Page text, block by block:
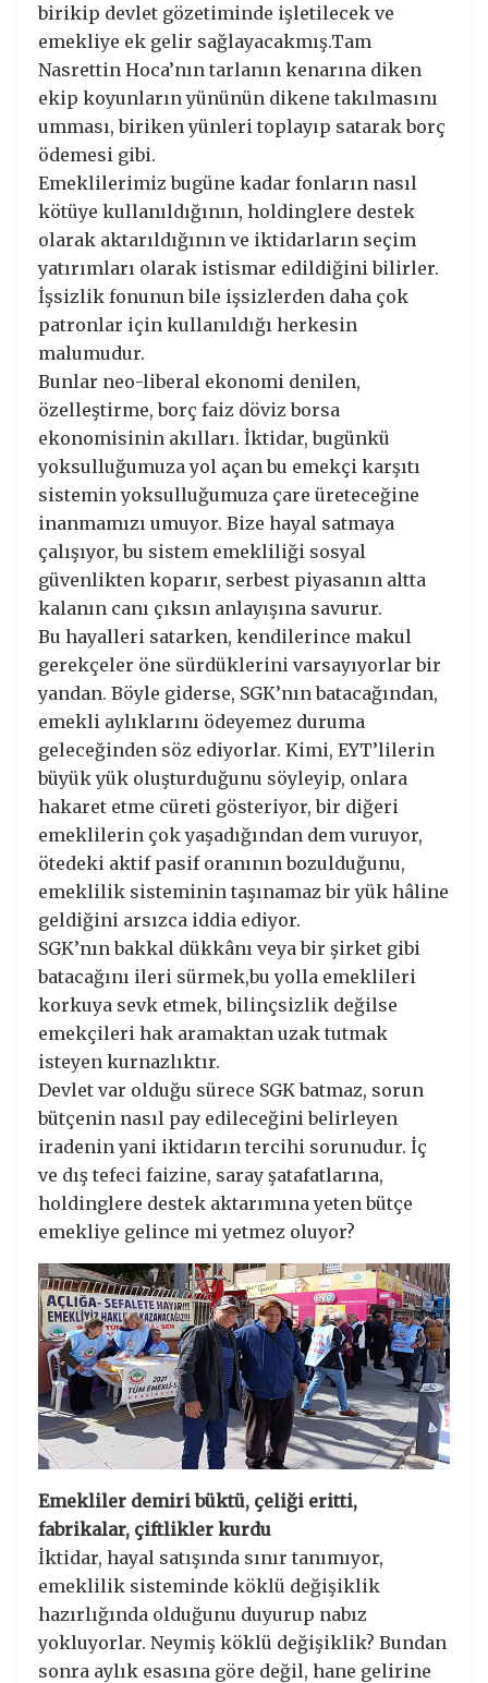
birikip devlet gözetiminde işletilecek ve
emekliye ek gelir sağlayacakmış.Tam
Nasrettin Hoca’nın tarlanın kenarına diken
ekip koyunların yününün dikene takılmasını
umması, biriken yünleri toplayıp satarak borç
ödemesi gibi.
Emeklilerimiz bugüne kadar fonların nasıl
kötüye kullanıldığının, holdinglere destek
olarak aktarıldığının ve iktidarların seçim
yatırımları olarak istismar edildiğini bilirler.
İşsizlik fonunun bile işsizlerden daha çok
patronlar için kullanıldığı herkesin
malumudur.
Bunlar neo-liberal ekonomi denilen,
özelleştirme, borç faiz döviz borsa
ekonomisinin akılları. İktidar, bugünkü
yoksulluğumuza yol açan bu emekçi karşıtı
sistemin yoksulluğumuza çare üreteceğine
inanmamızı umuyor. Bize hayal satmaya
çalışıyor, bu sistem emekliliği sosyal
güvenlikten koparır, serbest piyasanın altta
kalanın canı çıksın anlayışına savurur.
Bu hayalleri satarken, kendilerince makul
gerekçeler öne sürdüklerini varsayıyorlar bir
yandan. Böyle giderse, SGK’nın batacağından,
emekli aylıklarını ödeyemez duruma
geleceğinden söz ediyorlar. Kimi, EYT’lilerin
büyük yük oluşturduğunu söyleyip, onlara
hakaret etme cüreti gösteriyor, bir diğeri
emeklilerin çok yaşadığından dem vuruyor,
ötedeki aktif pasif oranının bozulduğunu,
emeklilik sisteminin taşınamaz bir yük hâline
geldiğini arsızca iddia ediyor.
SGK’nın bakkal dükkânı veya bir şirket gibi
batacağını ileri sürmek,bu yolla emeklileri
korkuya sevk etmek, bilinçsizlik değilse
emekçileri hak aramaktan uzak tutmak
isteyen kurnazlıktır.
Devlet var olduğu sürece SGK batmaz, sorun
bütçenin nasıl pay edileceğini belirleyen
iradenin yani iktidarın tercihi sorunudur. İç
ve dış tefeci faizine, saray şatafatlarına,
holdinglere destek aktarımına yeten bütçe
emekliye gelince mi yetmez oluyor?
Emekliler demiri büktü, çeliği eritti,
fabrikalar, çiftlikler kurdu
İktidar, hayal satışında sınır tanımıyor,
emeklilik sisteminde köklü değişiklik
hazırlığında olduğunu duyurup nabız
yokluyorlar. Neymiş köklü değişiklik? Bundan
sonra aylık esasına göre değil, hane gelirine